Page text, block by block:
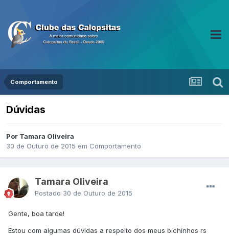
Comportamento
Dúvidas
Por Tamara Oliveira
30 de Outuro de 2015 em Comportamento
Tamara Oliveira
Postado 30 de Outuro de 2015
Gente, boa tarde!
Estou com algumas dúvidas a respeito dos meus bichinhos rs